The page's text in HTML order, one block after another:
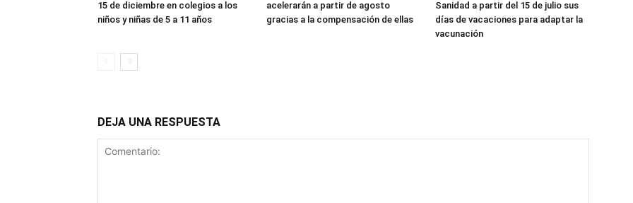
15 de diciembre en colegios a los
niños y niñas de 5 a 11 años
acelerarán a partir de agosto
gracias a la compensación de ellas
Sanidad a partir del 15 de julio sus
días de vacaciones para adaptar la
vacunación
DEJA UNA RESPUESTA